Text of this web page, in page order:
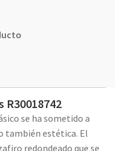
se ha sometido a
también estética. El
redondeado que se